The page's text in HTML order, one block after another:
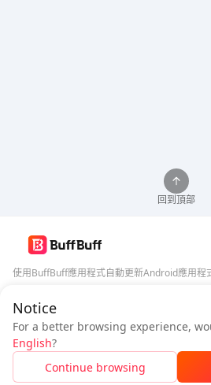
價格明細
$1.16
登入即可 獲得 50 點數 (0.50 USD)+1 點
Notice
For a better browsing experience,
English?
Continue browsing
回到頂部
使用BuffBuff應用程式自動更新Android應用程
追蹤我們